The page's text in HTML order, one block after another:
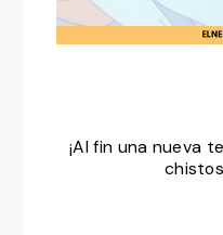
¡Al fin una nueva